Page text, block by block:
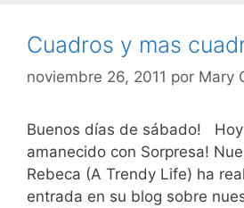
Cuadros y mas
noviembre 26, 2011 por Mary
Buenos días de sábado! Hoy
amanecido con Sorpresa!
Rebeca (A Trendy Life) ha
entrada en su blog sobre